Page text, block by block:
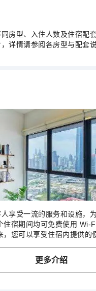
房型、入住人数及住宿配
详情请参阅各房型与配套说
享受一流的服务和设施，
住宿期间均可免费使用 Wi-
您可以享受住宿内提供的
系列设施服务，让您享受静
部分客房提供空调或寝具用
纽公寓-吉隆坡CoBNB精心
更多介绍